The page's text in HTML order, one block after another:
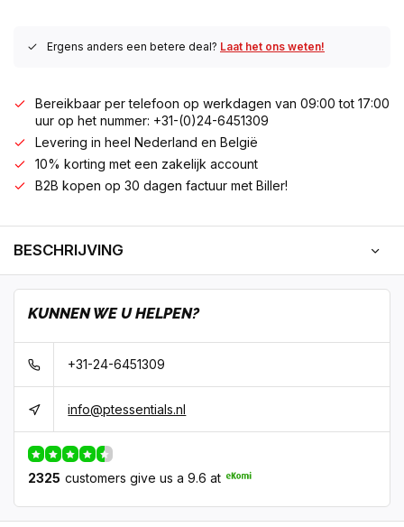
Ergens anders een betere deal? Laat het ons weten!
Bereikbaar per telefoon op werkdagen van 09:00 tot 17:00
uur op het nummer: +31-(0)24-6451309
Levering in heel Nederland en België
10% korting met een zakelijk account
B2B kopen op 30 dagen factuur met Biller!
BESCHRIJVING
KUNNEN WE U HELPEN?
+31-24-6451309
info@ptessentials.nl
2325 customers give us a 9.6 at